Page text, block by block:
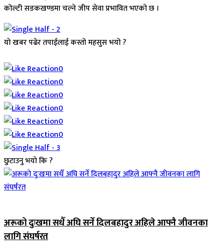
कोल्टी सडकखण्डमा चल्ने जीप सेवा प्रभावित भएको छ ।
यो खबर पढेर तपाईलाई कस्तो महसुस भयो ?
0
0
0
0
0
0
छुटाउनु भयो कि ?
अरूको दुःखमा सधैँ अघि सर्ने दिलबहादुर अहिले आफ्नै जीवनका
लागि संघर्षरत